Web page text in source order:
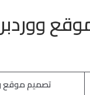
تصميم موقع